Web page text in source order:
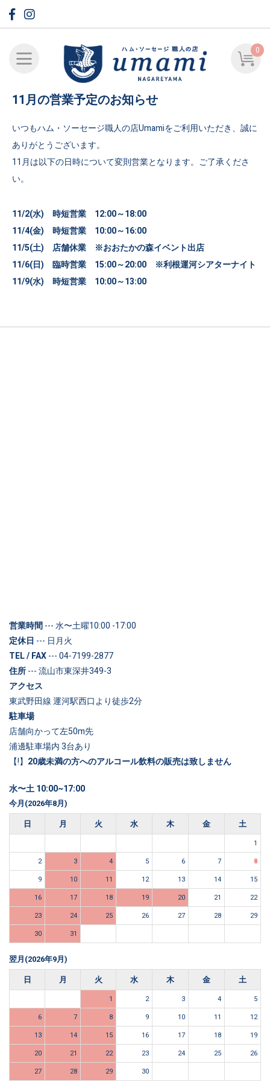
0
11月の営業予定のお知らせ
いつもハム・ソーセージ職人の店Umamiをご利用いただき、誠に
ありがとうございます。
11月は以下の日時について変則営業となります。ご了承くださ
い。
11/2(水) 時短営業 12:00～18:00
11/4(金) 時短営業 10:00～16:00
11/5(土) 店舗休業 ※おおたかの森イベント出店
11/6(日) 臨時営業 15:00～20:00 ※利根運河シアターナイト
11/9(水) 時短営業 10:00～13:00
営業時間--- 水〜土曜10:00 -17:00
定休日 --- 日月火
TEL / FAX--- 04-7199-2877
住所--- 流山市東深井349-3
アクセス
東武野田線 運河駅西口より徒歩2分
駐車場
店舗向かって左50m先
浦邊駐車場内 3台あり
【!】 20歳未満の方へのアルコール飲料の販売は致しません
水〜土 10:00~17:00
今月(2026年8月)
日
月 火 水 木 金 土
1
2
3 4 5 6 7
8
9
10 11 12 13 14
15
16
17 18 19 20 21
22
23
24 25 26 27 28
29
30
31
翌月(2026年9月)
日
月 火 水 木 金 土
1 2 3 4
5
6
7 8 9 10 11
12
13
14 15 16 17 18
19
20
21 22 23 24 25
26
27
28 29 30